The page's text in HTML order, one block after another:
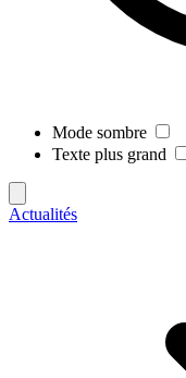
Mode sombre
Texte plus grand
Actualités